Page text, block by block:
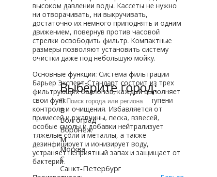
высоком давлении воды. Кассеты не нужно
ни отворачивать, ни выкручивать,
достаточно их немного приподнять и одним
движением, повернув против часовой
стрелки освободить фильтр. Компактные
размеры позволяют установить систему
очистки даже под небольшую мойку.
Основные функции: Система фильтрации
Барьер Эксперт-Стандарт состоит из трех
фильтрующих баллонов, каждый выполняет
свои функции. Вода проходит три ступени
контроля и очищения. Избавляется от
примесей и ржавчины, песка, взвесей,
особые смолы и добавки нейтрализует
тяжелые соли и металлы, а также
дезинфицирует и ионизирует воду,
устраняет неприятный запах и защищает от
бактерий.
Выберите город:
В
Волгоград
Воронеж
М
Москва
С
Санкт-Петербург